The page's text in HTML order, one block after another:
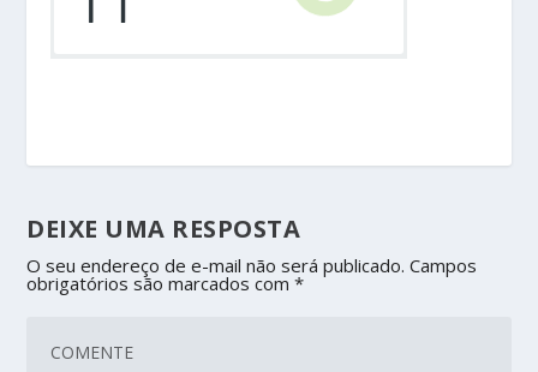
DEIXE UMA RESPOSTA
O seu endereço de e-mail não será publicado. Campos
obrigatórios são marcados com*